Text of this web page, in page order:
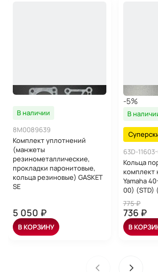
В наличии
8M0089639
Комплект уплотнений
(манжеты
резинометаллические,
прокладки паронитовые,
кольца резиновые) GASKET
SE
5 050 ₽
В КОРЗИНУ
-5%
В
63D-
Кольца
комплект
Yamaha
00) (STD)
775 ₽
736 ₽
В